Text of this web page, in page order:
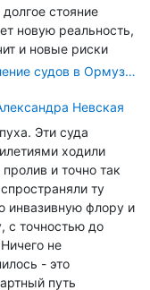
стояние
новую реальность,
и новые риски
Скопление судов в Ормузском проливе грозит катастрофическим распространением инвазивных видов
Невская
Эти суда
ходили
пролив и точно так
ту
инвазивную флору и
с точностью до
не
- это
путь